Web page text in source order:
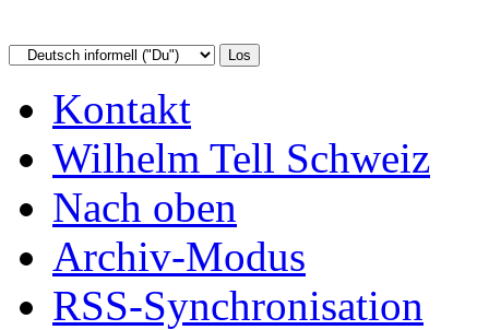
Kontakt
Wilhelm Tell Schweiz
Nach oben
Archiv-Modus
RSS-Synchronisation